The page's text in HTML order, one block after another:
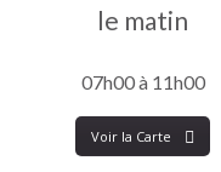
le matin
07h00à11h00
Voir la Carte